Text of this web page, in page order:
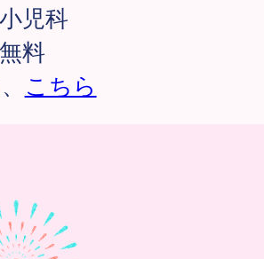
児科
料
こちら